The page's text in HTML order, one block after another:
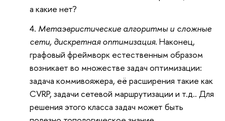
а какие нет?
Метаэвристические алгоритмы и сложные
сети, дискретная оптимизация. Наконец,
графовый фреймворк естественным образом
возникает во множестве задач оптимизации:
задача коммивояжера, её расширения такие как
CVRP, задачи сетевой маршрутизации и т.д.. Для
решения этого класса задач может быть